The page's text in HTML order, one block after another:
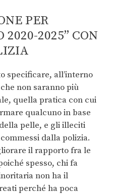
PER
2020-2025” CON
specificare, all’interno
non saranno più
quella pratica con cui
qualcuno in base
pelle, e gli illeciti
dalla polizia.
il rapporto fra le
spesso, chi fa
non ha il
perché ha poca